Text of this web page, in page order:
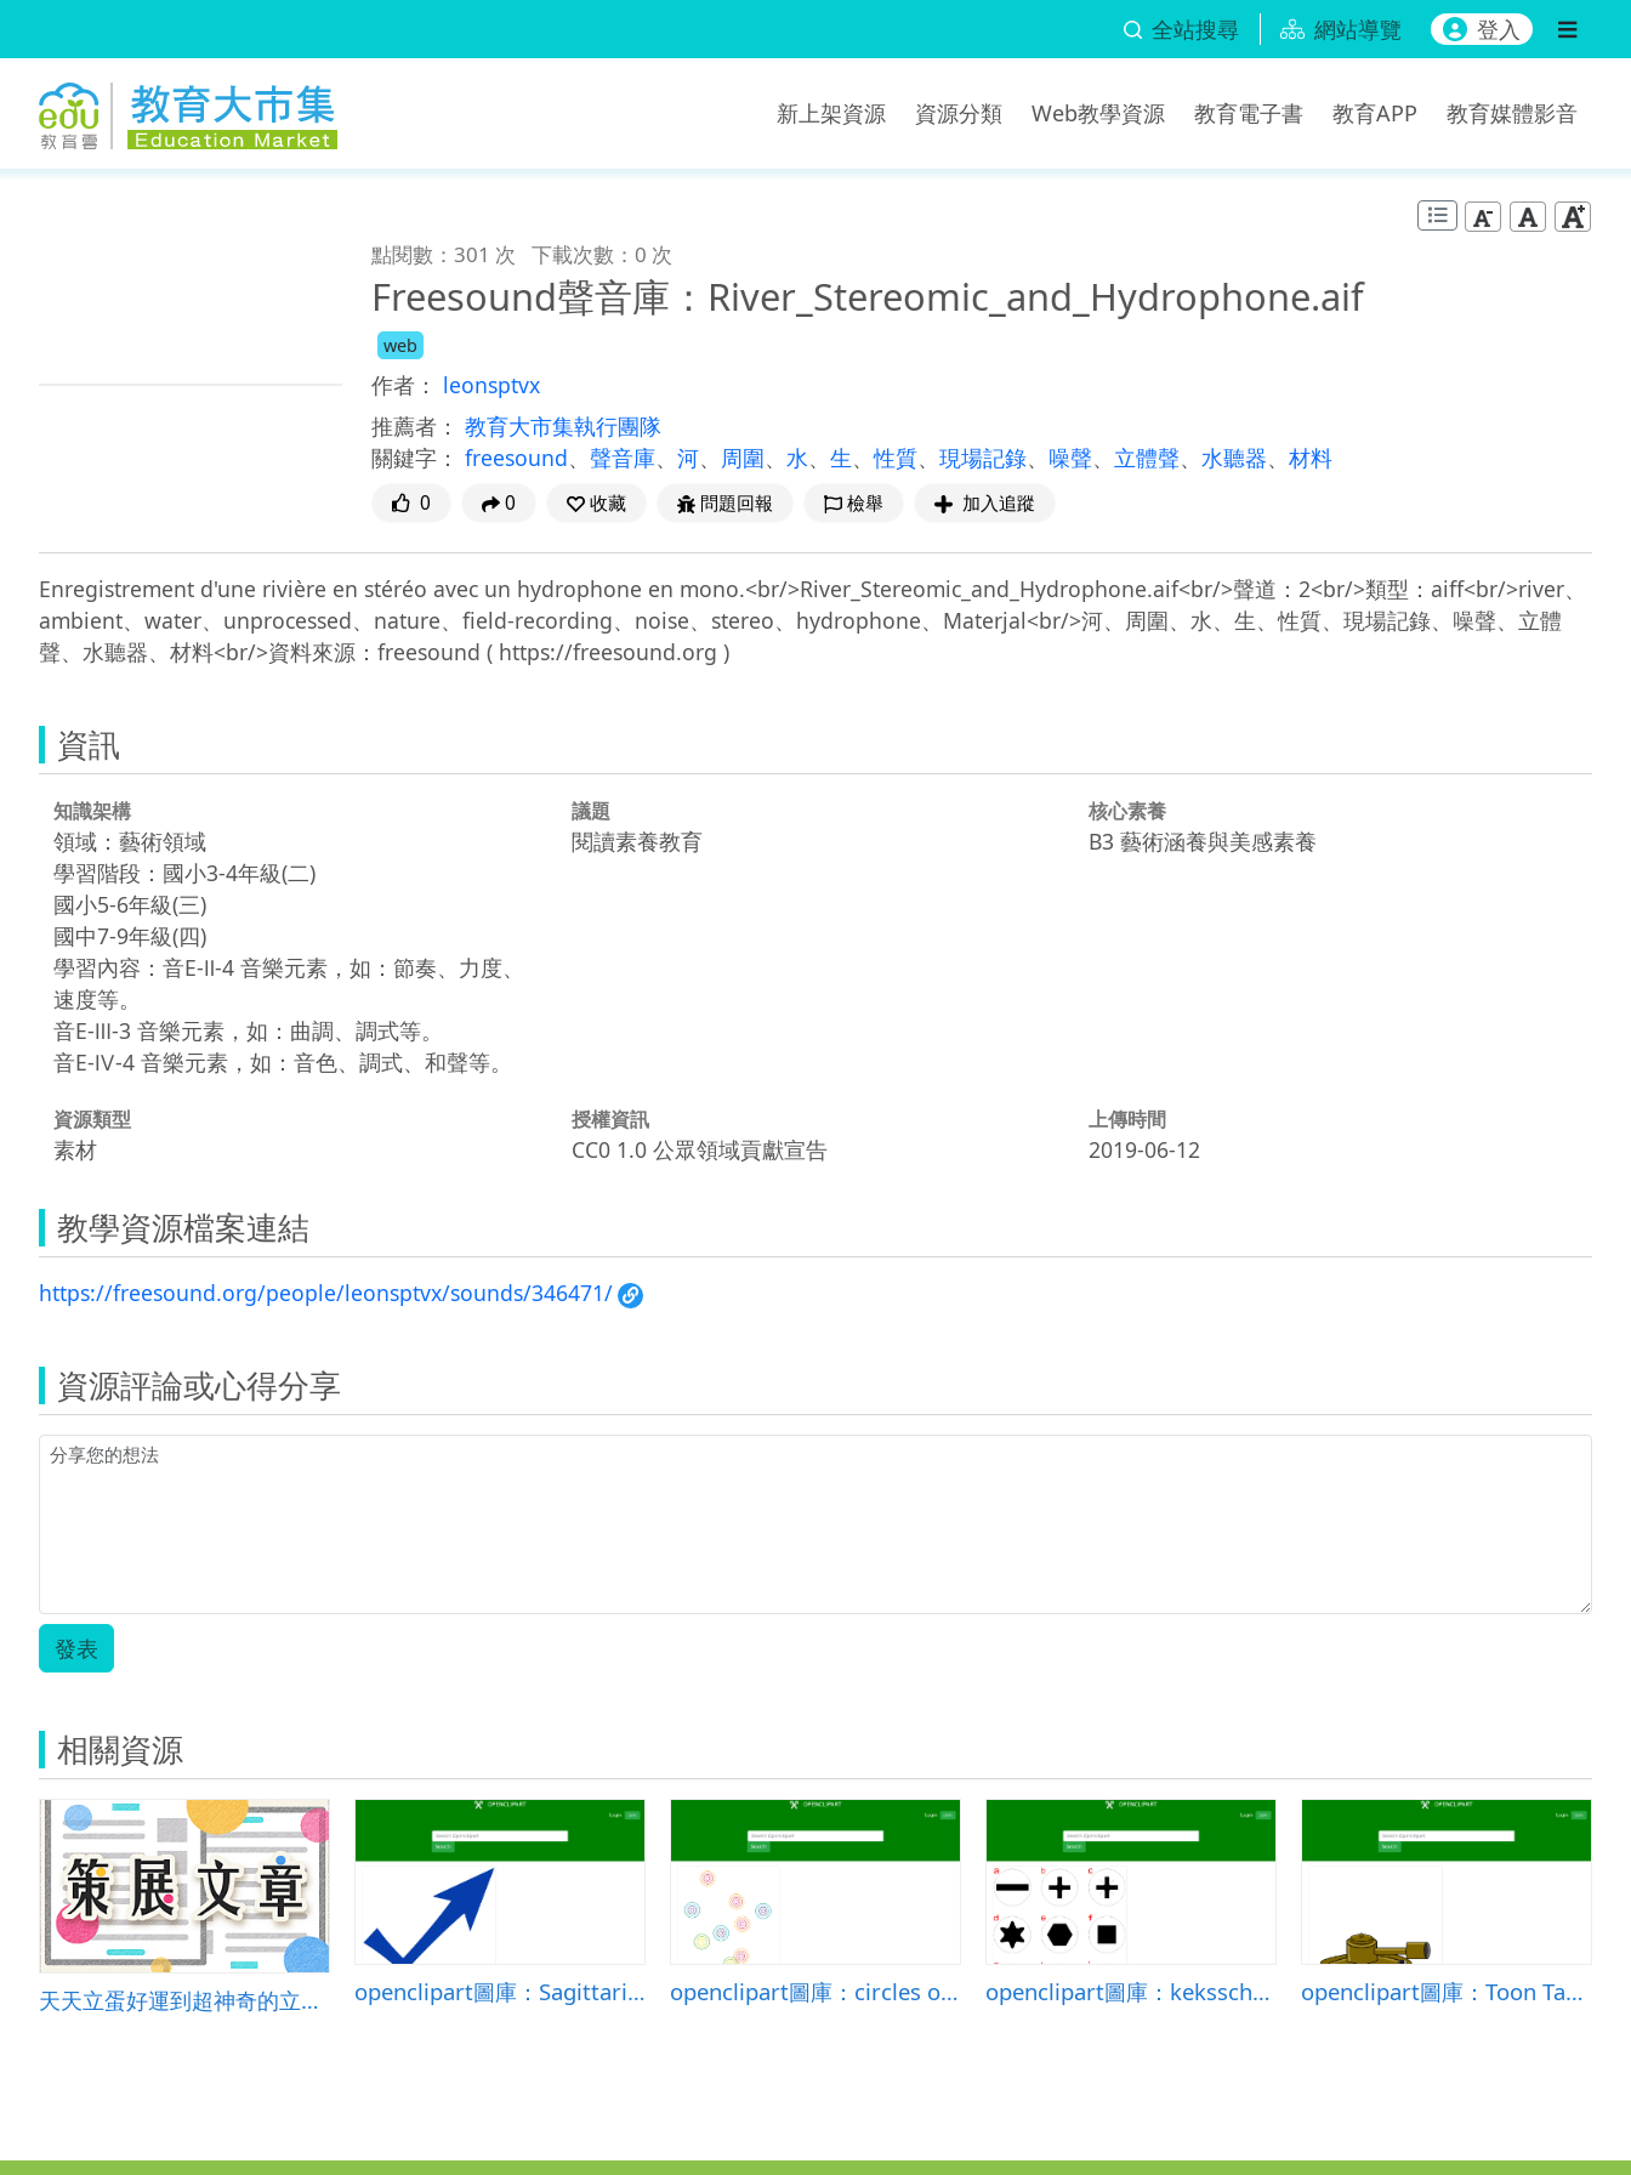
全站搜尋 網站導覽 登入
新上架資源 資源分類 Web教學資源 教育電子書 教育APP 教育媒體影音
點閱數：301 次 下載次數：0 次
Freesound聲音庫：River_Stereomic_and_Hydrophone.aif
web
作者： leonsptvx
推薦者： 教育大市集執行團隊
關鍵字： freesound、 聲音庫、 河、 周圍、 水、 生、性質、 現場記錄、 噪聲、 立體聲、 水聽器、 材料
0 0 收藏 問題回報 檢舉 加入追蹤
Enregistrement d'une rivière en stéréo avec un hydrophone en mono.<br/>River_Stereomic_and_Hydrophone.aif<br/>聲道：2<br/>類型：aiff<br/>river、
ambient、water、unprocessed、nature、field-recording、noise、stereo、hydrophone、Materjal<br/>河、周圍、水、生、性質、現場記錄、噪聲、立體
資訊
知識架構
領域：藝術領域
學習階段：國小3-4年級(二)
國小5-6年級(三)
國中7-9年級(四)
學習內容：音E-Ⅱ-4 音樂元素，如：節奏、力度、
速度等。
音E-Ⅲ-3 音樂元素，如：曲調、調式等。
音E-Ⅳ-4 音樂元素，如：音色、調式、和聲等。
議題
閱讀素養教育
核心素養
B3 藝術涵養與美感素養
資源類型
素材
授權資訊
CC0 1.0 公眾領域貢獻宣告
上傳時間
2019-06-12
教學資源檔案連結
https://freesound.org/people/leonsptvx/sounds/346471/
資源評論或心得分享
發表
相關資源
天天立蛋好運到超神奇的立蛋比賽 openclipart圖庫：Sagittarius symbol 2 openclipart圖庫：circles of color openclipart圖庫：keksschaf-1ceb5ed2 openclipart圖庫：Toon Tank 2